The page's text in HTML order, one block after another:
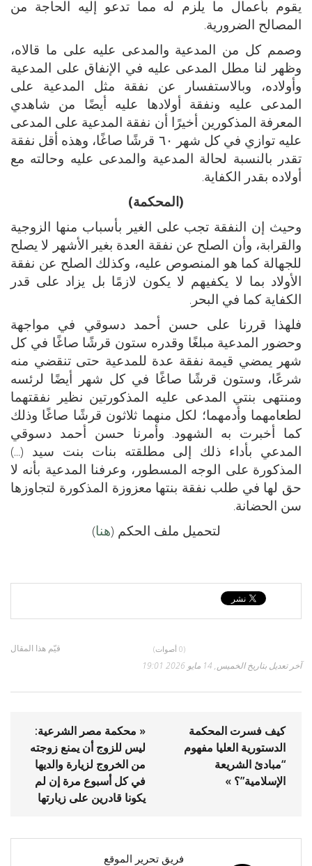
يقوم بأعمال ما يلزم له مما تدعو إليه الحاجة من
المصالح الضرورية.
وصمم كل من المدعية والمدعى عليه على ما قالاه،
وظهر لنا مطل المدعى عليه في الإنفاق على المدعية
وأولاده، وبالاستفسار عن نفقة مثل المدعية على
المدعى عليه ونفقة أولادها عليه أيضًا من شاهدي
المعرفة المذكورين أخيرًا أن نفقة المدعية على المدعى
عليه توازي في كل شهر ٦٠ قرشًا صاغًا، وهذه أقل نفقة
تقدر بالنسبة لحالة المدعية والمدعى عليه وحالته مع
أولاده بقدر الكفاية.
(المحكمة)
وحيث إن النفقة تجب على الغير بأسباب منها الزوجية
والقرابة، وأن الصلح عن نفقة العدة بغير الأشهر لا يصلح
للجهالة كما هو المنصوص عليه، وكذلك الصلح عن نفقة
الأولاد بما لا يكفيهم لا يكون لازمًا بل يزاد على قدر
الكفاية كما في البحر.
فلهذا قررنا على حسن أحمد دسوقي في مواجهة
وحضور المدعية مبلغًا وقدره ستون قرشًا صاغًا في كل
شهر يمضي قيمة نفقة عدة للمدعية حتى تنقضي منه
شرعًا، وستون قرشًا صاغًا في كل شهر أيضًا لرئسه
ومنتهى بنتي المدعى عليه المذكورتين نظير نفقتهما
لطعامهما وأدمهما؛ لكل منهما ثلاثون قرشًا صاغًا وذلك
كما أخبرت به الشهود. وأمرنا حسن أحمد دسوقي
المدعي بأداء ذلك إلى مطلقته بنات بنت سيد (...)
المذكورة على الوجه المسطور، وعرفنا المدعية بأنه لا
حق لها في طلب نفقة بنتها معزوزة المذكورة لتجاوزها
سن الحضانة.
لتحميل ملف الحكم (هنا)
قيّم هذا المقال (0 أصوات)
آخر تعديل بتاريخ الخميس, 14 مايو 2026 19:01
« محكمة مصر الشرعية:
ليس للزوج أن يمنع زوجته
من الخروج لزيارة والديها
في كل أسبوع مرة إن لم
يكونا قادرين على زيارتها
كيف فسرت المحكمة
الدستورية العليا مفهوم
“مبادئ الشريعة
الإسلامية”؟ »
فريق تحرير الموقع